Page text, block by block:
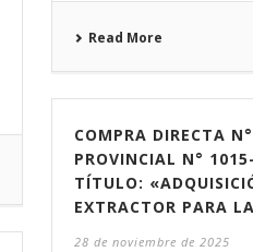
Read More
COMPRA DIRECTA
PROVINCIAL N°
TÍTULO:
EXTRACTOR PARA
28 de noviembre de 2025